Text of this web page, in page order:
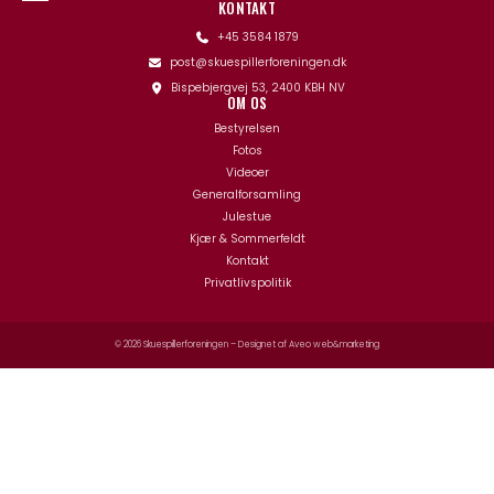
KONTAKT
+45 3584 1879
post@skuespillerforeningen.dk
Bispebjergvej 53, 2400 KBH NV
OM OS
Bestyrelsen
Fotos
Videoer
Generalforsamling
Julestue
Kjær & Sommerfeldt
Kontakt
Privatlivspolitik
© 2026 Skuespillerforeningen – Designet afAveo web&marketing